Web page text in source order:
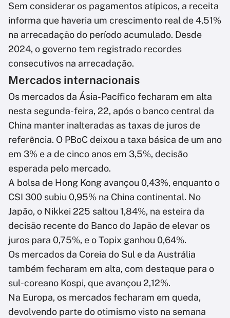
Sem considerar os pagamentos atípicos, a receita
informa que haveria um crescimento real de 4,51%
na arrecadação do período acumulado. Desde
2024, o governo tem registrado recordes
consecutivos na arrecadação.
Mercados internacionais
Os mercados da Ásia-Pacífico fecharam em alta
nesta segunda-feira, 22, após o banco central da
China manter inalteradas as taxas de juros de
referência. O PBoC deixou a taxa básica de um ano
em 3% e a de cinco anos em 3,5%, decisão
esperada pelo mercado.
A bolsa de Hong Kong avançou 0,43%, enquanto o
CSI 300 subiu 0,95% na China continental. No
Japão, o Nikkei 225 saltou 1,84%, na esteira da
decisão recente do Banco do Japão de elevar os
juros para 0,75%, e o Topix ganhou 0,64%.
Os mercados da Coreia do Sul e da Austrália
também fecharam em alta, com destaque para o
sul-coreano Kospi, que avançou 2,12%.
Na Europa, os mercados fecharam em queda,
devolvendo parte do otimismo visto na semana